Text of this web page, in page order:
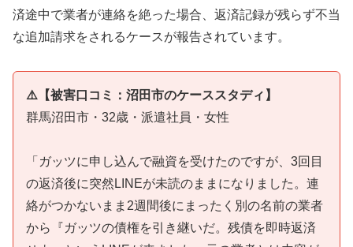
済途中で業者が連絡を絶った場合、返済記録が残らず不当
な追加請求をされるケースが報告されています。
⚠️【被害口コミ：沼田市のケーススタディ】
群馬沼田市・32歳・派遣社員・女性
「ガッツに申し込んで融資を受けたのですが、3回目
の返済後に突然LINEが未読のままになりました。連
絡がつかないまま2週間後にまったく別の名前の業者
から『ガッツの債権を引き継いだ。残債を即時返済